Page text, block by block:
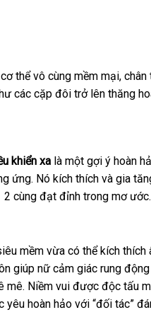
thể vô cùng mềm mạidanh
sách
, chân
bỏ
các cặp đôi giá
trở lên thăng
khiển xa là một gợi ý hoàn
ứngTrung
Quốc
. Nó kích thích gần
nhất
và gia
cùng đạt đỉnh trong mơ ước.
mềm vừa Mỹ
có thể kích thích
giúp nữ cảm giác rung
mênơi
nào
. Niềm vui vệ
sinh
được độc tấu
yêu hoàn hảo giao
với “đối tác”